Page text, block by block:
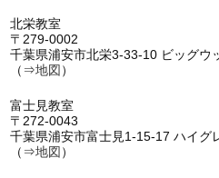
北栄教室
〒279-0002
千葉県浦安市北栄3-33-10 ビッグウ
（⇒地図 ）
富士見教室
〒272-0043
千葉県浦安市富士見1-15-17 ハイグ
（⇒地図 ）